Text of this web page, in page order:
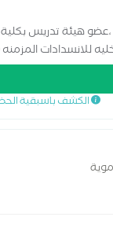
،عضو هيئة تدريس
الكشف باسبقية